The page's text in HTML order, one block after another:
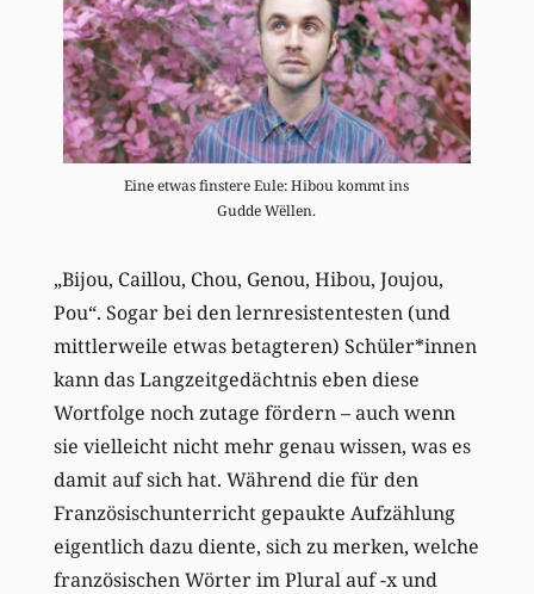
Eine etwas finstere Eule: Hibou kommt ins
Gudde Wëllen.
„Bijou, Caillou, Chou, Genou, Hibou, Joujou,
Pou“. Sogar bei den lernresistentesten (und
mittlerweile etwas betagteren) Schüler*innen
kann das Langzeitgedächtnis eben diese
Wortfolge noch zutage fördern – auch wenn
sie vielleicht nicht mehr genau wissen, was es
damit auf sich hat. Während die für den
Französischunterricht gepaukte Aufzählung
eigentlich dazu diente, sich zu merken, welche
französischen Wörter im Plural auf -x und